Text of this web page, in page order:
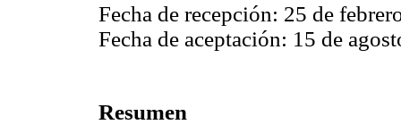
Fecha de recepción: 25 de
Fecha de aceptación: 15 de
Resumen